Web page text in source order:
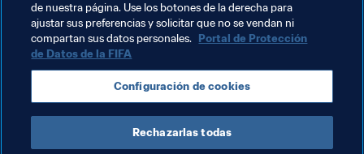
Temas relacionados
Puerto Rico
de nuestra página. Use los botones de la derecha para
ajustar sus preferencias y solicitar que no se vendan ni
compartan sus datos personales. Portal de Protección
de Datos de la FIFA
Configuración de cookies
Rechazarlas todas